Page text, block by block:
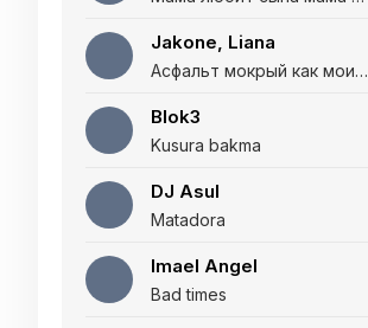
Jakone, Liana
Асфальт мокрый как мои глаза и я нарезаю
Blok3
Kusura bakma
DJ Asul
Matadora
Imael Angel
Bad times